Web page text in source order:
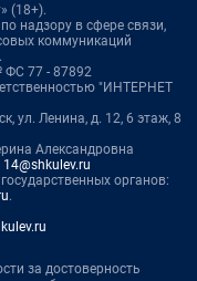
(18+).
надзору в сфере связи,
коммуникаций
77 - 87892
"ИНТЕРНЕТ
ул. Ленина, д. 12, 6 этаж, 8
Александровна
14@shkulev.ru
органов:
.
за достоверность